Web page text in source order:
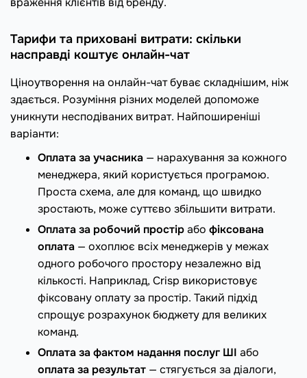
Тарифи та приховані витрати: скільки
насправді коштує онлайн-чат
Ціноутворення на онлайн-чат буває складнішим, ніж
здається. Розуміння різних моделей допоможе
уникнути несподіваних витрат. Найпоширеніші
варіанти:
Оплата за учасника — нарахування за кожного
менеджера, який користується програмою.
Проста схема, але для команд, що швидко
зростають, може суттєво збільшити витрати.
Оплата за робочий простірабо фіксована
оплата — охоплює всіх менеджерів у межах
одного робочого простору незалежно від
кількості. Наприклад, Crisp використовує
фіксовану оплату за простір. Такий підхід
спрощує розрахунок бюджету для великих
команд.
Оплата за фактом надання послуг ШІ або
оплата за результат — стягується за діалоги,